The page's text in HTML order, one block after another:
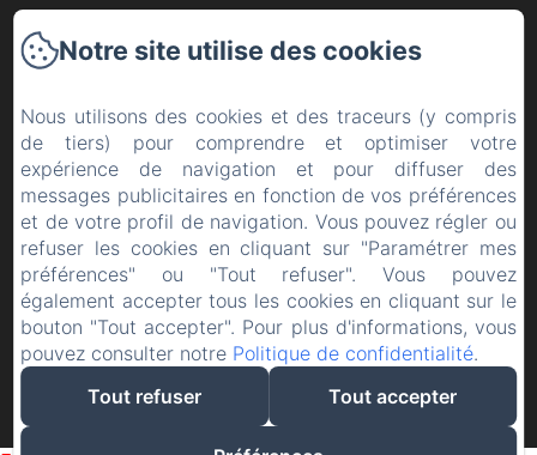
Nos chambres
A proximité
Galerie
Carte cadeau
Contact & Access
Créé par Amenitiz
Notre site utilise des cookies
Nous utilisons des cookies et des traceurs (y compris
de tiers) pour comprendre et optimiser votre
expérience de navigation et pour diffuser des
messages publicitaires en fonction de vos préférences
et de votre profil de navigation. Vous pouvez régler ou
refuser les cookies en cliquant sur "Paramétrer mes
préférences" ou "Tout refuser". Vous pouvez
également accepter tous les cookies en cliquant sur le
bouton "Tout accepter". Pour plus d'informations, vous
pouvez consulter notre Politique de confidentialité.
Tout refuser
Tout accepter